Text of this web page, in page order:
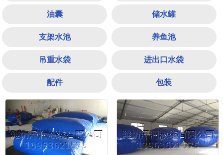
2 3
油囊 储水罐
支架水池 养鱼池
吊重水袋 进出口水袋
配件 包装